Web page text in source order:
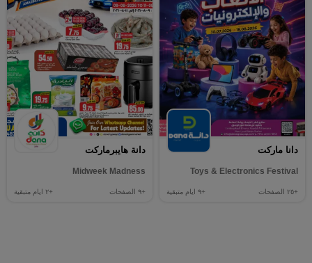
دانا ماركت
Toys & Electronics Festival
+٢٥ الصفحات +٩ ايام متبقية
دانة هايبرماركت
Midweek Madness
+٩ الصفحات +٢ ايام متبقية